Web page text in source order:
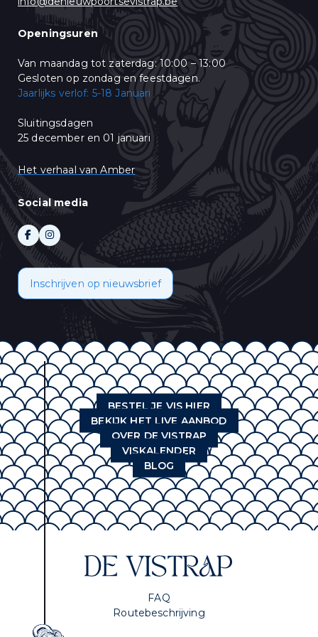
u op "Abonneren" klikt, stemt u in met het delen van uw
Openingsuren
Van maandag tot zaterdag: 10:00 – 13:00
Gesloten op zondag en feestdagen.
Jaarlijks verlof: 5-18 Januari
Sluitingsdagen
25 december en 01 januari
Het verhaal van Amber
Social media
Inschrijven op nieuwsbrief
BESTEL JE VIS HIER
BEKIJK HET LIVE AANBOD
OVER DE VISTRAP
VISKALENDER
BLOG
FAQ
Routebeschrijving